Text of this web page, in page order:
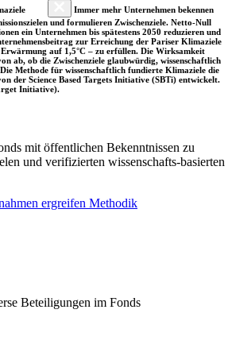
Immer mehr Unternehmen bekennen
und formulieren Zwischenziele. Netto-Null
ein Unternehmen bis spätestens 2050 reduzieren und
zur Erreichung der Pariser Klimaziele
auf 1,5°C – zu erfüllen. Die Wirksamkeit
ab, ob die Zwischenziele glaubwürdig, wissenschaftlich
Methode für wissenschaftlich fundierte Klimaziele die
der Science Based Targets Initiative (SBTi) entwickelt.
Initiative).
mit öffentlichen Bekenntnissen zu
und verifizierten wissenschafts-basierten
ergreifen Methodik
Beteiligungen im Fonds